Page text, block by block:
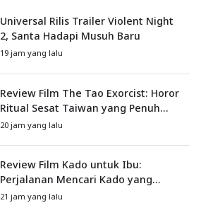
Universal Rilis Trailer Violent Night
2, Santa Hadapi Musuh Baru
19 jam yang lalu
Review Film The Tao Exorcist: Horor
Ritual Sesat Taiwan yang Penuh
Misteri dan Teror Psikologis
20 jam yang lalu
Review Film Kado untuk Ibu:
Perjalanan Mencari Kado yang
Mengajarkan Arti Keluarga
21 jam yang lalu